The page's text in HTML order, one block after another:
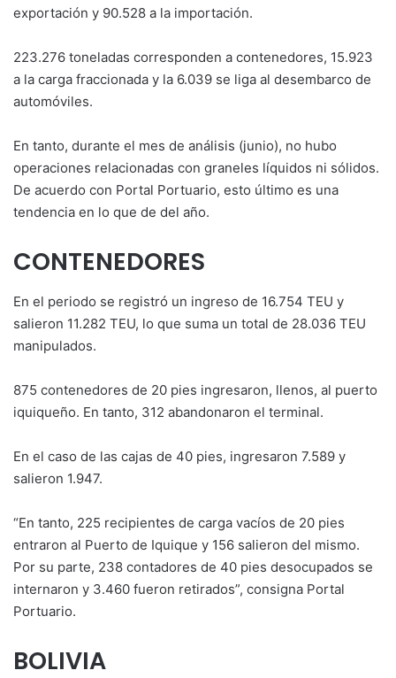
exportación y 90.528 a la importación.
223.276 toneladas corresponden a contenedores, 15.923
a la carga fraccionada y la 6.039 se liga al desembarco de
automóviles.
En tanto, durante el mes de análisis (junio), no hubo
operaciones relacionadas con graneles líquidos ni sólidos.
De acuerdo con Portal Portuario, esto último es una
tendencia en lo que de del año.
CONTENEDORES
En el periodo se registró un ingreso de 16.754 TEU y
salieron 11.282 TEU, lo que suma un total de 28.036 TEU
manipulados.
875 contenedores de 20 pies ingresaron, llenos, al puerto
iquiqueño. En tanto, 312 abandonaron el terminal.
En el caso de las cajas de 40 pies, ingresaron 7.589 y
salieron 1.947.
“En tanto, 225 recipientes de carga vacíos de 20 pies
entraron al Puerto de Iquique y 156 salieron del mismo.
Por su parte, 238 contadores de 40 pies desocupados se
internaron y 3.460 fueron retirados”, consigna Portal
Portuario.
BOLIVIA